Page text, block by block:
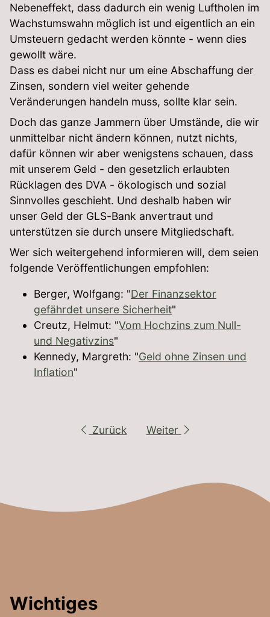
Nebeneffekt, dass dadurch ein wenig Luftholen im
Wachstumswahn möglich ist und eigentlich an ein
Umsteuern gedacht werden könnte - wenn dies
gewollt wäre.
Dass es dabei nicht nur um eine Abschaffung der
Zinsen, sondern viel weiter gehende
Veränderungen handeln muss, sollte klar sein.
Doch das ganze Jammern über Umstände, die wir
unmittelbar nicht ändern können, nutzt nichts,
dafür können wir aber wenigstens schauen, dass
mit unserem Geld - den gesetzlich erlaubten
Rücklagen des DVA - ökologisch und sozial
Sinnvolles geschieht. Und deshalb haben wir
unser Geld der GLS-Bank anvertraut und
unterstützen sie durch unsere Mitgliedschaft.
Wer sich weitergehend informieren will, dem seien
folgende Veröffentlichungen empfohlen:
Berger, Wolfgang: "Der Finanzsektor
gefährdet unsere Sicherheit"
Creutz, Helmut: "Vom Hochzins zum Null-
und Negativzins"
Kennedy, Margreth: "Geld ohne Zinsen und
Inflation"
Zurück Weiter
Wichtiges